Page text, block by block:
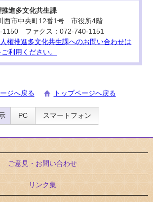
進多文化共生課
市中央町12番1号 市役所4階
1150 ファクス：072-740-1151
権推進多文化共生課へのお問い合わせは
利用ください。
ジへ戻る トップページへ戻る
PC スマートフォン
ご意見・お問い合わせ
リンク集